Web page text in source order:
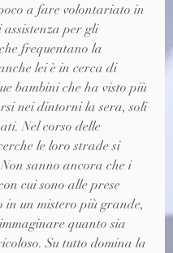
a fare volontariato in
per gli
frequentano la
lei è in cerca di
bambini che ha visto più
nei dintorni la sera, soli
Nel corso delle
le loro strade si
sanno ancora che i
cui sono alle prese
in un mistero più grande,
quanto sia
Su tutto domina la